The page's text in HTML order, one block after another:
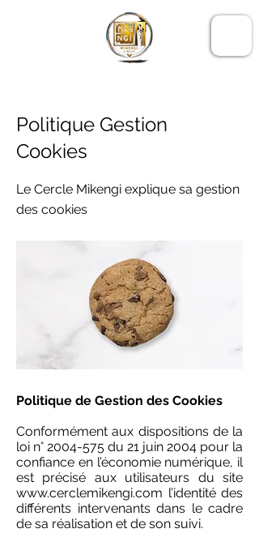
Politique Gestion
Cookies
Le Cercle Mikengi explique sa gestion
des cookies
Politique de Gestion des Cookies
Conformément aux dispositions de la
loi n° 2004-575 du 21 juin 2004 pour la
confiance en l’économie numérique, il
est précisé aux utilisateurs du site
www.cerclemikengi.com l’identité des
différents intervenants dans le cadre
de sa réalisation et de son suivi.